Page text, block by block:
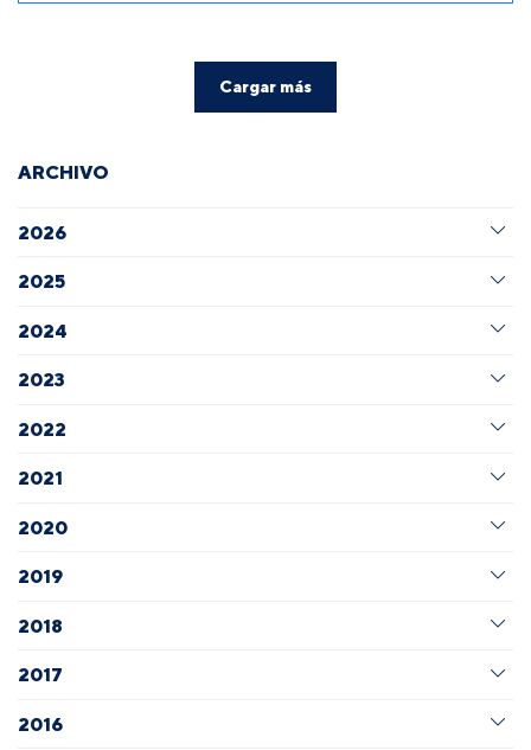
Cargar más
ARCHIVO
2026
2025
2024
2023
2022
2021
2020
2019
2018
2017
2016